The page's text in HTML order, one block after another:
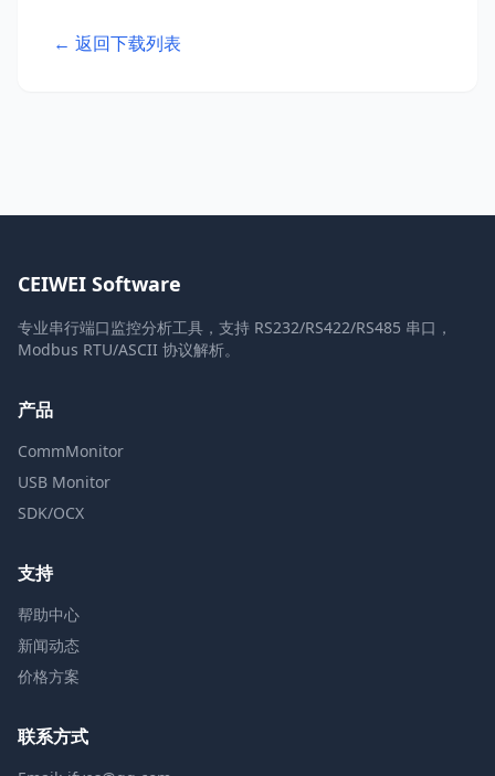
← 返回下载列表
CEIWEI Software
专业串行端口监控分析工具，支持 RS232/RS422/RS485 串口，
Modbus RTU/ASCII 协议解析。
产品
CommMonitor
USB Monitor
SDK/OCX
支持
帮助中心
新闻动态
价格方案
联系方式